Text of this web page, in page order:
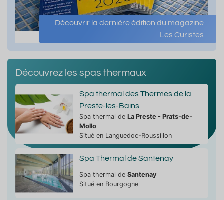
Découvrir la dernière édition du magazine
Les Curistes
Découvrez les spas thermaux
Spa thermal des Thermes de la
Preste-les-Bains
Spa thermal de La Preste - Prats-de-
Mollo
Situé en Languedoc-Roussillon
Spa Thermal de Santenay
Spa thermal de Santenay
Situé en Bourgogne